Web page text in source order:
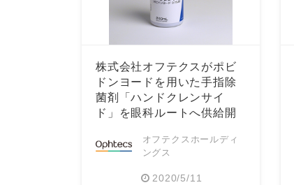
株式会社オフテクスがポビ
ドンヨードを用いた手指除
菌剤「ハンドクレンサイ
ド」を眼科ルートへ供給開
オフテクスホールディ
ングス
2020/5/11